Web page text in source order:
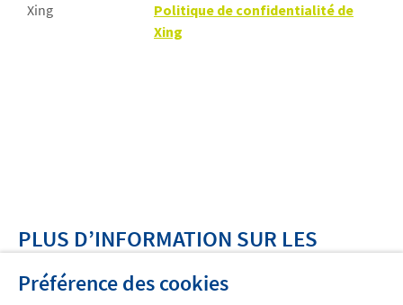
Xing
Politique de confidentialité de
Xing
PLUS D’INFORMATION SUR LES
COOKIES
Préférence des cookies